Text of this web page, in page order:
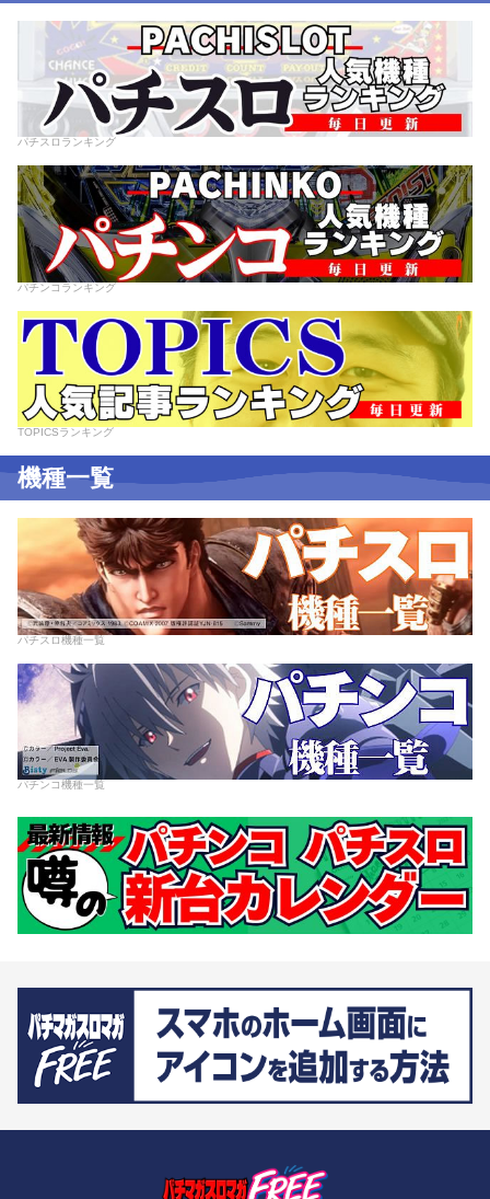
パチスロランキング
パチンコランキング
TOPICSランキング
機種一覧
パチスロ機種一覧
パチンコ機種一覧